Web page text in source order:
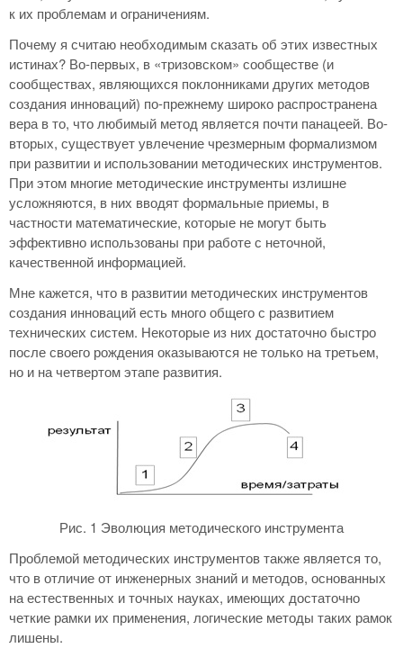
к их проблемам и ограничениям.
Почему я считаю необходимым сказать об этих известных
истинах? Во-первых, в «тризовском» сообществе (и
сообществах, являющихся поклонниками других методов
создания инноваций) по-прежнему широко распространена
вера в то, что любимый метод является почти панацеей. Во-
вторых, существует увлечение чрезмерным формализмом
при развитии и использовании методических инструментов.
При этом многие методические инструменты излишне
усложняются, в них вводят формальные приемы, в
частности математические, которые не могут быть
эффективно использованы при работе с неточной,
качественной информацией.
Мне кажется, что в развитии методических инструментов
создания инноваций есть много общего с развитием
технических систем. Некоторые из них достаточно быстро
после своего рождения оказываются не только на третьем,
но и на четвертом этапе развития.
Рис. 1 Эволюция методического инструмента
Проблемой методических инструментов также является то,
что в отличие от инженерных знаний и методов, основанных
на естественных и точных науках, имеющих достаточно
четкие рамки их применения, логические методы таких рамок
лишены.